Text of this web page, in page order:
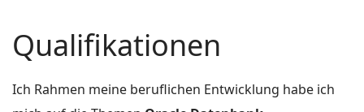
Qualifikationen
Ich Rahmen meine beruflichen Entwicklung habe ich